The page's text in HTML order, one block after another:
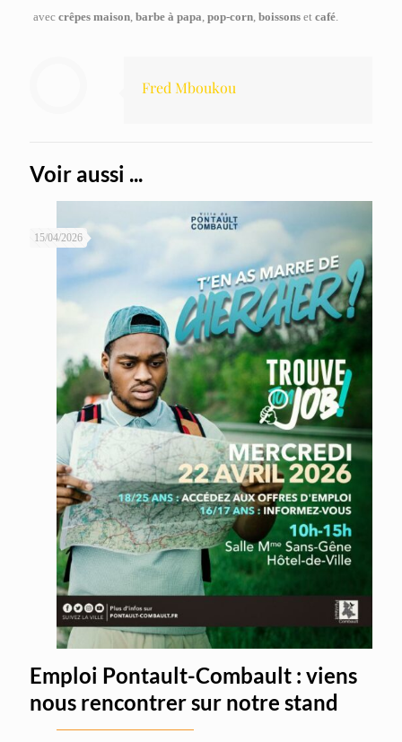
avec crêpes maison, barbe à papa, pop-corn, boissonset café.
Fred Mboukou
Voir aussi ...
15/04/2026
Emploi Pontault-Combault : viens
nous rencontrer sur notre stand